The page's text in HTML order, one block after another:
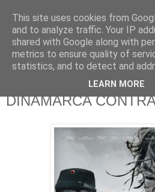
625 RANAS
LA TELEVISIÓN DESDE EL
DINAMARCA
This site uses cookies from
and to analyze traffic. Your IP
shared with Google along with
metrics to ensure quality of
statistics, and to detect and
LEARN MORE